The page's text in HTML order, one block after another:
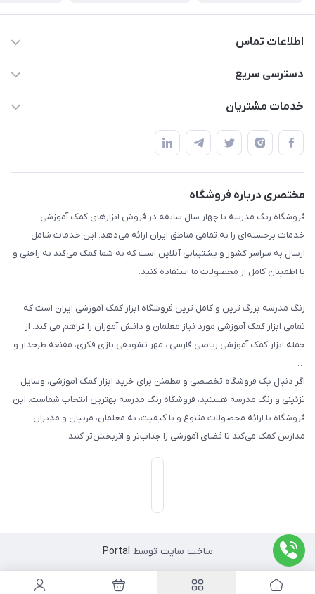
اطلاعات تماس
02136781755
دسترسی سریع
پلنر و دفتر
استایل معلم و دانش آموز
بازی و نمایش
تزئین کلاس
طرح های تشویقی
گیفت ها و جوایز
سایر محصولات
خدمات مشتریان
قوانین و مقررات
حریم خصوصی
مختصری درباره فروشگاه
فروشگاه رنگ مدرسه با چهار سال سابقه در فروش ابزارهای کمک آموزشی،
خدمات برجسته‌ای را به تمامی مناطق ایران ارائه می‌دهد. این خدمات شامل
ارسال به سراسر کشور و پشتیبانی آنلاین است که به شما کمک می‌کند به راحتی و
با اطمینان کامل از محصولات ما استفاده کنید.
رنگ مدرسه بزرگ ترین و کامل ترین فروشگاه ابزار کمک آموزشی ایران است که
تمامی ابزار کمک آموزشی مورد نیاز معلمان و دانش آموزان را فراهم می کند. از
جمله ابزار کمک آموزشی ریاضی،فارسی ، مهر تشویقی،بازی فکری، مقنعه طرحدار و
…
اگر دنبال یک فروشگاه تخصصی و مطمئن برای خرید ابزار کمک آموزشی، وسایل
تزئینی و رنگ مدرسه هستید، فروشگاه رنگ مدرسه بهترین انتخاب شماست. این
فروشگاه با ارائه محصولات متنوع و با کیفیت، به معلمان، مربیان و مدیران
مدارس کمک می‌کند تا فضای آموزشی را جذاب‌تر و اثربخش‌تر کنند.
ساخت سایت توسط Portal